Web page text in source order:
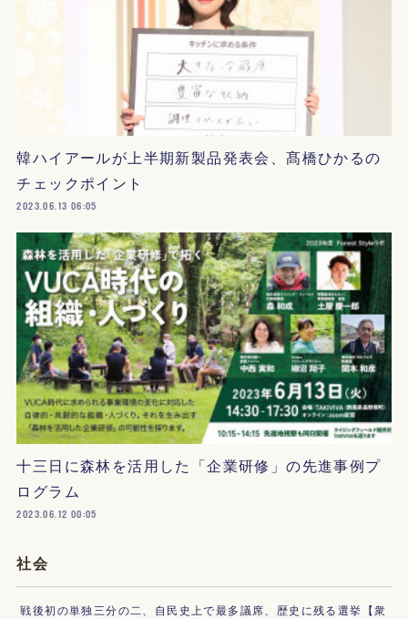
韓ハイアールが上半期新製品発表会、髙橋ひかるの
チェックポイント
2023.06.13 06:05
十三日に森林を活用した「企業研修」の先進事例プ
ログラム
2023.06.12 00:05
社会
戦後初の単独三分の二、自民史上で最多議席、歴史に残る選挙【衆